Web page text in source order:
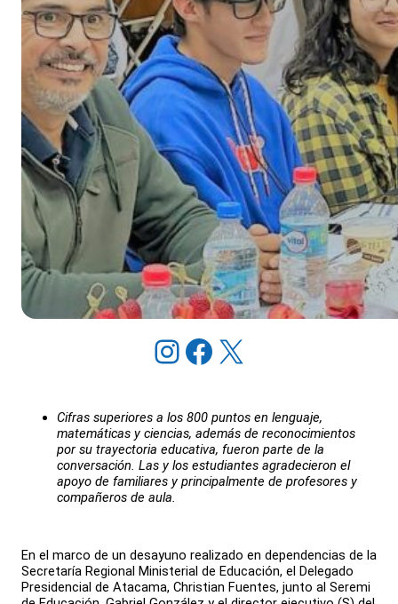
Instagram Facebook X
Cifras superiores a los 800 puntos en lenguaje,
matemáticas y ciencias, además de reconocimientos
por su trayectoria educativa, fueron parte de la
conversación. Las y los estudiantes agradecieron el
apoyo de familiares y principalmente de profesores y
compañeros de aula.
En el marco de un desayuno realizado en dependencias de la
Secretaría Regional Ministerial de Educación, el Delegado
Presidencial de Atacama, Christian Fuentes, junto al Seremi